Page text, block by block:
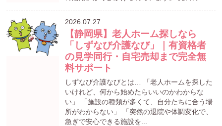
2026.07.27
【静岡県】老人ホーム探しなら
「しずなび介護なび」｜有資格者
の見学同行・自宅売却まで完全無
料サポート
しずなび介護なびとは… 「老人ホームを探した
いけれど、何から始めたらいいのかわからな
い」 「施設の種類が多くて、自分たちに合う場
所がわからない」 「突然の退院や体調変化で、
急ぎで安心できる施設を...